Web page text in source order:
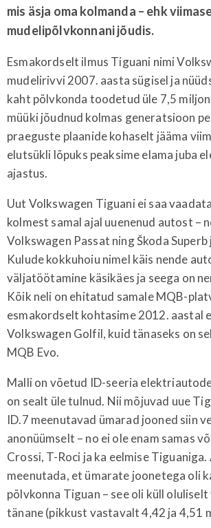
mis äsja oma kolmanda – ehk
mudelipõlvkonnani jõudis.
Esmakordselt ilmus Tiguani nimi
mudelirivvi 2007. aasta sügisel ja
kaht põlvkonda toodetud üle 7,5
müüki jõudnud kolmas generatsioon
praeguste plaanide kohaselt jääma
elutsükli lõpuks peaksime elama juba
ajastus.
Uut Volkswagen Tiguani ei saa
kolmest samal ajal uuenenud autost –
Volkswagen Passat ning Škoda
Kulude kokkuhoiu nimel käis nende
väljatöötamine käsikäes ja seega on
Kõik neli on ehitatud samale MQB-
esmakordselt kohtasime 2012. aastal
Volkswagen Golfil, kuid tänaseks on
MQB Evo.
Malli on võetud ID-seeria
on sealt üle tulnud. Nii mõjuvad uue
ID.7 meenutavad ümarad jooned siin
anonüümselt – no ei ole enam samas
Crossi, T-Roci ja ka eelmise
meenutada, et ümarate joonetega oli
põlvkonna Tiguan – see oli küll
tänane (pikkust vastavalt 4,42 ja 4,51